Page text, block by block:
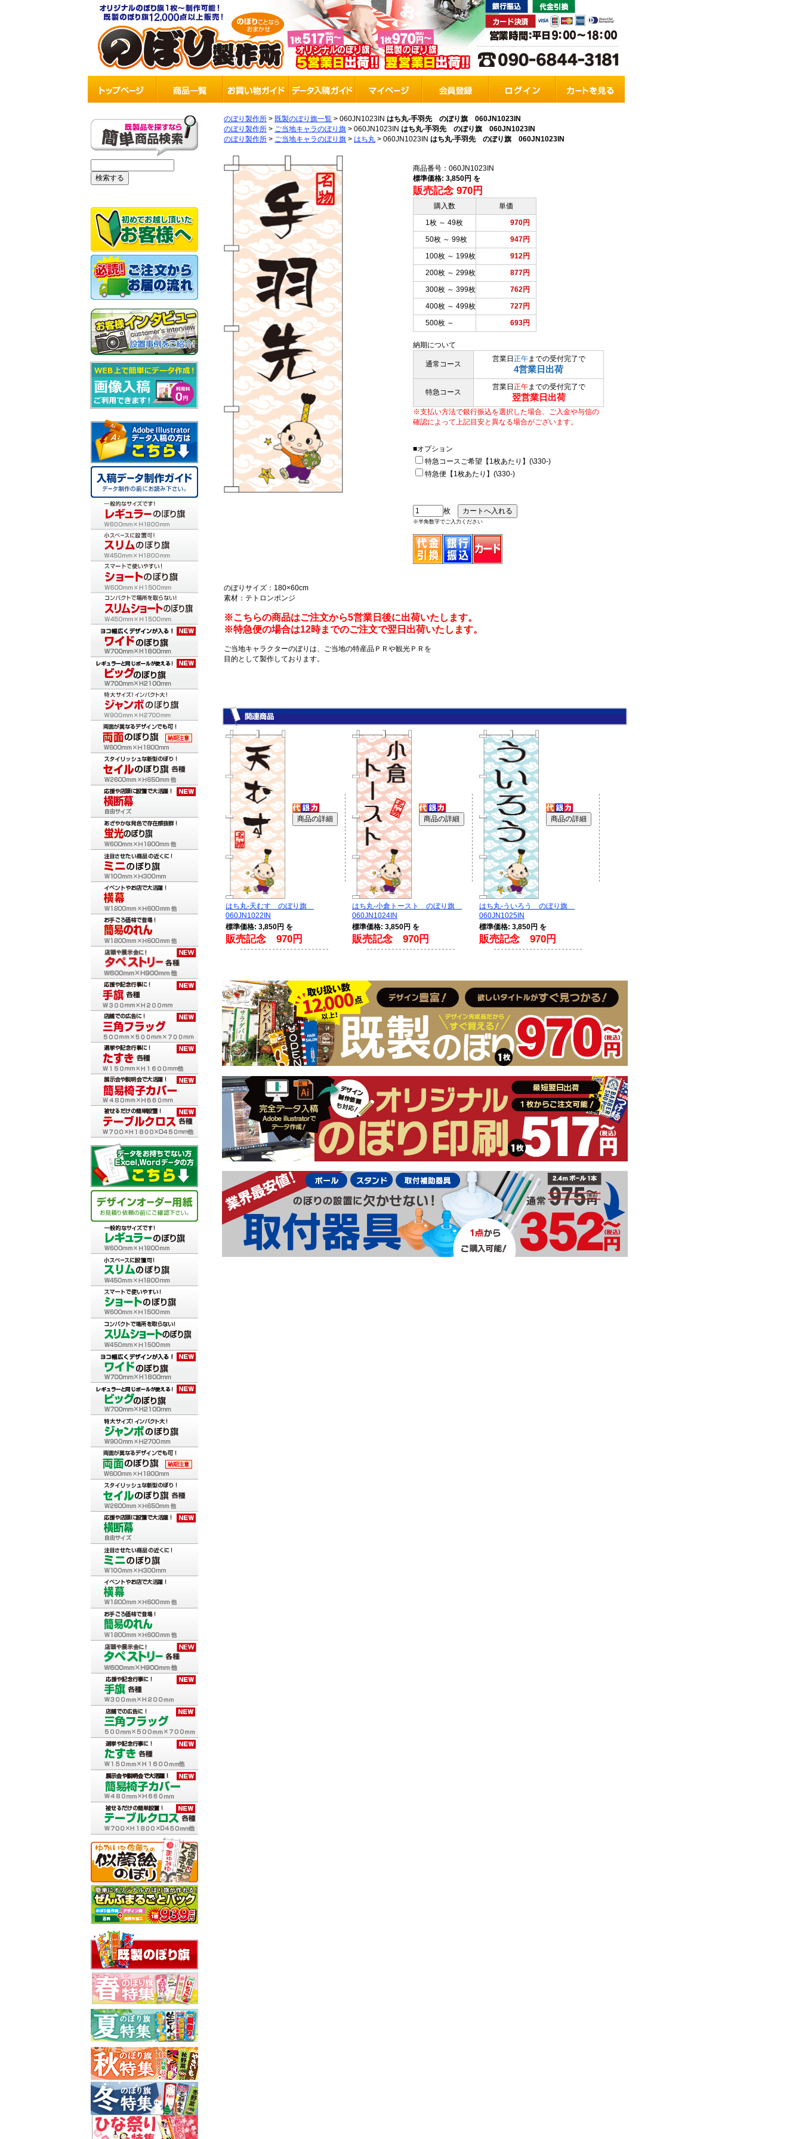
のぼり製作所 > 既製のぼり旗一覧 > 060JN1023IN はち丸-手羽先 のぼり旗 060JN1023IN
のぼり製作所 > ご当地キャラのぼり旗 > 060JN1023IN はち丸-手羽先 のぼり旗 060JN1023IN
のぼり製作所 > ご当地キャラのぼり旗 > はち丸 > 060JN1023IN はち丸-手羽先 のぼり旗 060JN1023IN
商品番号：060JN1023IN
標準価格: 3,850円 を
販売記念 970円
購入数
単価
1枚 ～ 49枚
970円
50枚 ～ 99枚
947円
100枚 ～ 199枚
912円
200枚 ～ 299枚
877円
300枚 ～ 399枚
762円
400枚 ～ 499枚
727円
500枚 ～
693円
納期について
通常コース
営業日 正午までの受付完了で
4営業日出荷
特急コース
営業日 正午までの受付完了で
翌営業日出荷
※支払い方法で銀行振込を選択した場合、ご入金や与信の
確認によって上記目安と異なる場合がございます。
■オプション
特急コースご希望【1枚あたり】(\330-)
特急便【1枚あたり】(\330-)
枚
※半角数字でご入力ください
のぼりサイズ：180×60cm
素材：テトロンポンジ
※こちらの商品はご注文から5営業日後に出荷いたします。
※特急便の場合は12時までのご注文で翌日出荷いたします。
ご当地キャラクターのぼりは、ご当地の特産品ＰＲや観光ＰＲを
目的として製作しております。
はち丸-天むす のぼり旗
060JN1022IN
標準価格: 3,850円 を
販売記念 970円
はち丸-小倉トースト のぼり旗
060JN1024IN
標準価格: 3,850円 を
販売記念 970円
はち丸-ういろう のぼり旗
060JN1025IN
標準価格: 3,850円 を
販売記念 970円